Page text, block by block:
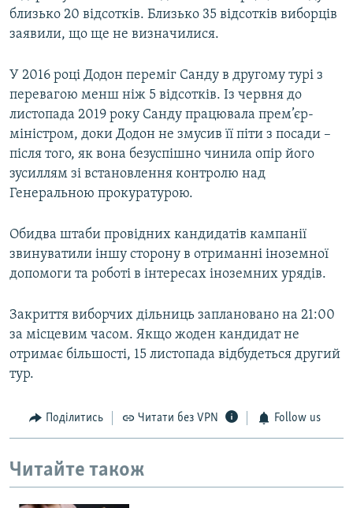
близько 20 відсотків. Близько 35 відсотків виборців
заявили, що ще не визначилися.
У 2016 році Додон переміг Санду в другому турі з
перевагою менш ніж 5 відсотків. Із червня до
листопада 2019 року Санду працювала прем’єр-
міністром, доки Додон не змусив її піти з посади –
після того, як вона безуспішно чинила опір його
зусиллям зі встановлення контролю над
Генеральною прокуратурою.
Обидва штаби провідних кандидатів кампанії
звинуватили іншу сторону в отриманні іноземної
допомоги та роботі в інтересах іноземних урядів.
Закриття виборчих дільниць заплановано на 21:00
за місцевим часом. Якщо жоден кандидат не
отримає більшості, 15 листопада відбудеться другий
тур.
Поділитись Читати без VPN Follow us
Читайте також